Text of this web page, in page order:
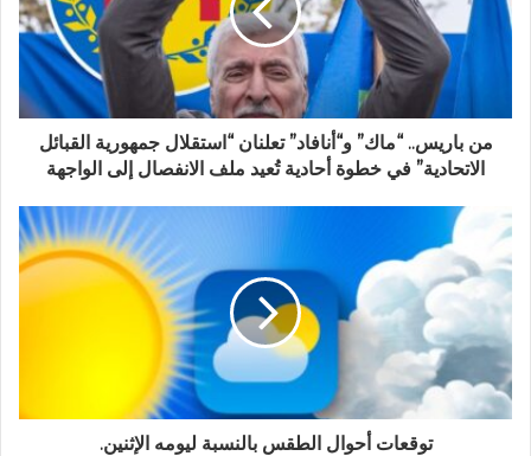
من باريس.. “ماك” و“أنافاد” تعلنان “استقلال جمهورية القبائل
الاتحادية” في خطوة أحادية تُعيد ملف الانفصال إلى الواجهة
توقعات أحوال الطقس بالنسبة ليومه الإثنين.